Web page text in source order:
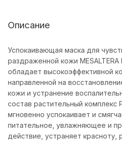
Описание
Успокаивающая маска для
раздраженной кожи MESALTERA
обладает высокоэффективной
направленной на
кожи и устранение
состав растительный комплекс
мгновенно успокаивает и
питательное, увлажняющее и
действие, устраняет красноту,